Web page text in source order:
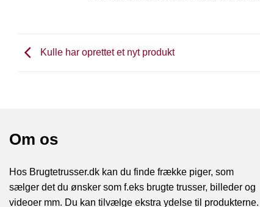
Kulle har oprettet et nyt produkt
Om os
Hos Brugtetrusser.dk kan du finde frække piger, som
sælger det du ønsker som f.eks brugte trusser, billeder og
videoer mm. Du kan tilvælge ekstra ydelse til produkterne.